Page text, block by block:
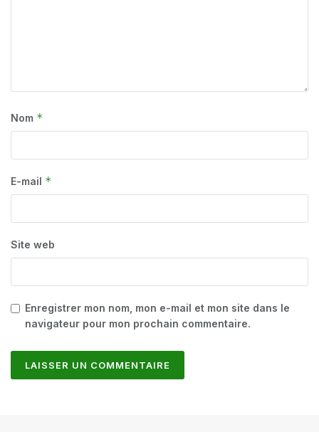
Nom *
E-mail *
Site web
Enregistrer mon nom, mon e-mail et mon site dans le
navigateur pour mon prochain commentaire.